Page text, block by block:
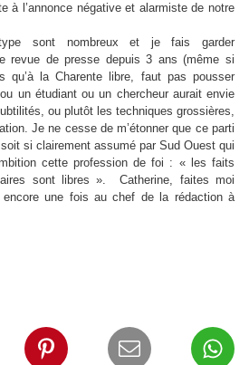
à l’annonce négative et alarmiste de notre
sont nombreux et je fais garder
revue de presse depuis 3 ans (même si
qu’à la Charente libre, faut pas pousser
un étudiant ou un chercheur aurait envie
ou plutôt les techniques grossières,
Je ne cesse de m’étonner que ce parti
si clairement assumé par Sud Ouest qui
cette profession de foi : « les faits
sont libres ».
Catherine, faites moi
une fois au chef de la rédaction à